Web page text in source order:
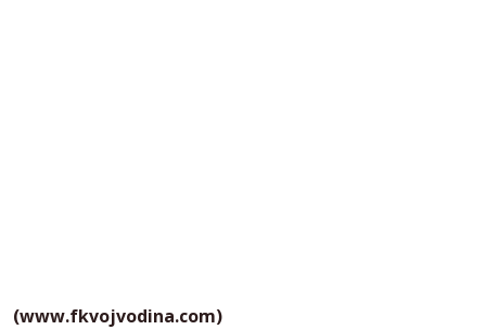
(www.fkvojvodina.com)